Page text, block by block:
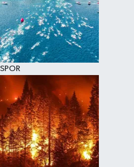
SPOR
SPOR
KÜLTÜR SANAT